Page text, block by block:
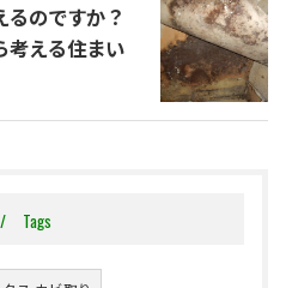
るのですか？
考える住まい
Tags